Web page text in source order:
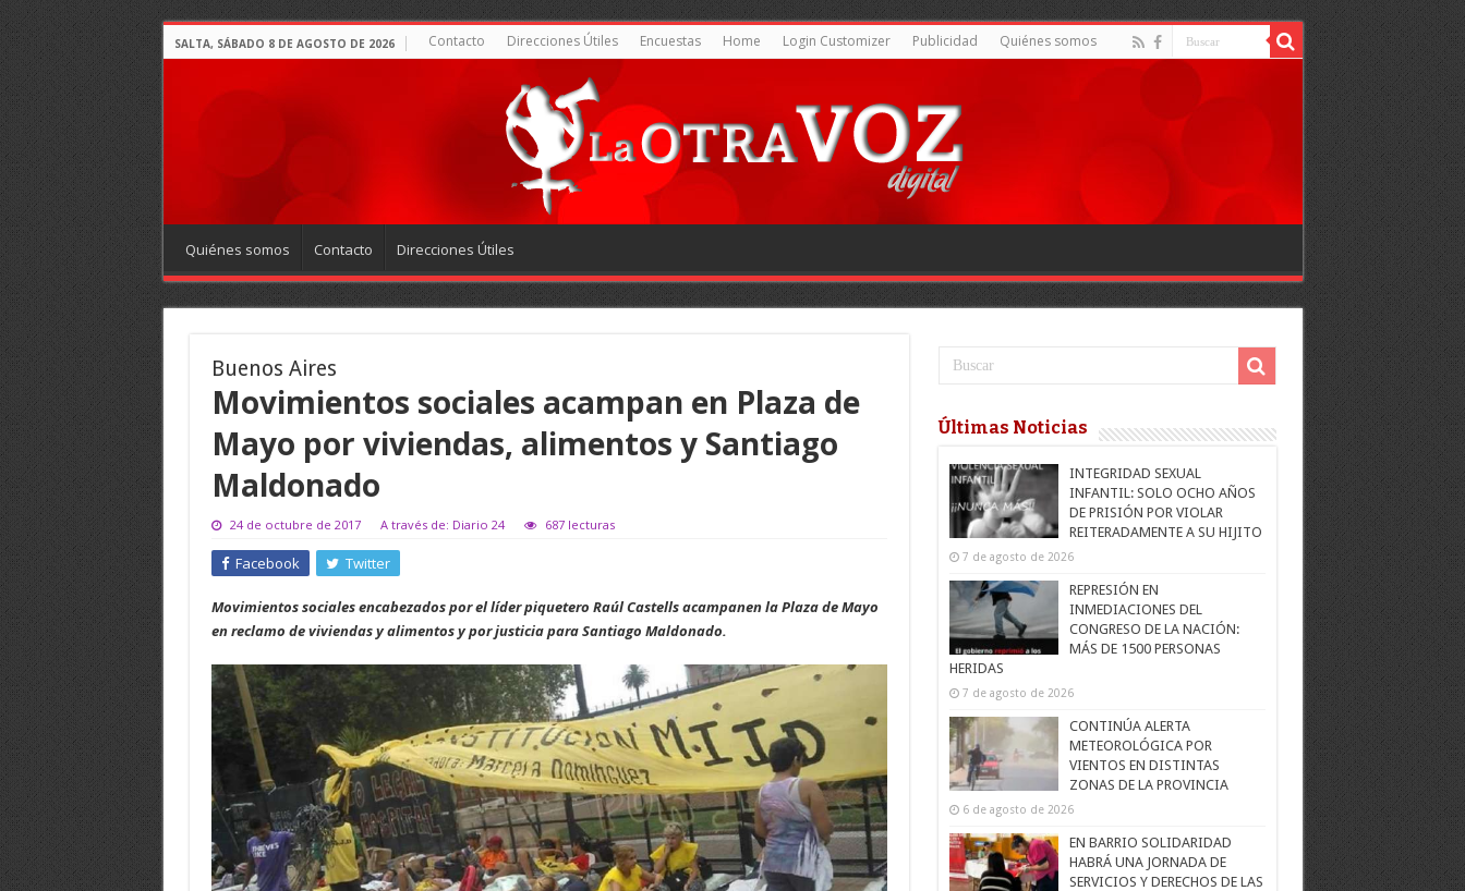
SALTA, SÁBADO 8 DE AGOSTO DE 2026 Contacto Direcciones Útiles Encuestas Home Login Customizer Publicidad Quiénes somos
Quiénes somos Contacto Direcciones Útiles
Buenos Aires
Movimientos sociales acampan en Plaza de
Mayo por viviendas, alimentos y Santiago
Maldonado
24 de octubre de 2017 A través de: Diario 24 687 lecturas
Facebook Twitter
Movimientos sociales encabezados por el líder piquetero Raúl Castells acampanen la Plaza de Mayo
en reclamo de viviendas y alimentos y por justicia para Santiago Maldonado.
Últimas Noticias
INTEGRIDAD SEXUAL
INFANTIL: SOLO OCHO AÑOS
DE PRISIÓN POR VIOLAR
REITERADAMENTE A SU HIJITO
7 de agosto de 2026
REPRESIÓN EN
INMEDIACIONES DEL
CONGRESO DE LA NACIÓN:
MÁS DE 1500 PERSONAS
HERIDAS
7 de agosto de 2026
CONTINÚA ALERTA
METEOROLÓGICA POR
VIENTOS EN DISTINTAS
ZONAS DE LA PROVINCIA
6 de agosto de 2026
EN BARRIO SOLIDARIDAD
HABRÁ UNA JORNADA DE
SERVICIOS Y DERECHOS DE LAS